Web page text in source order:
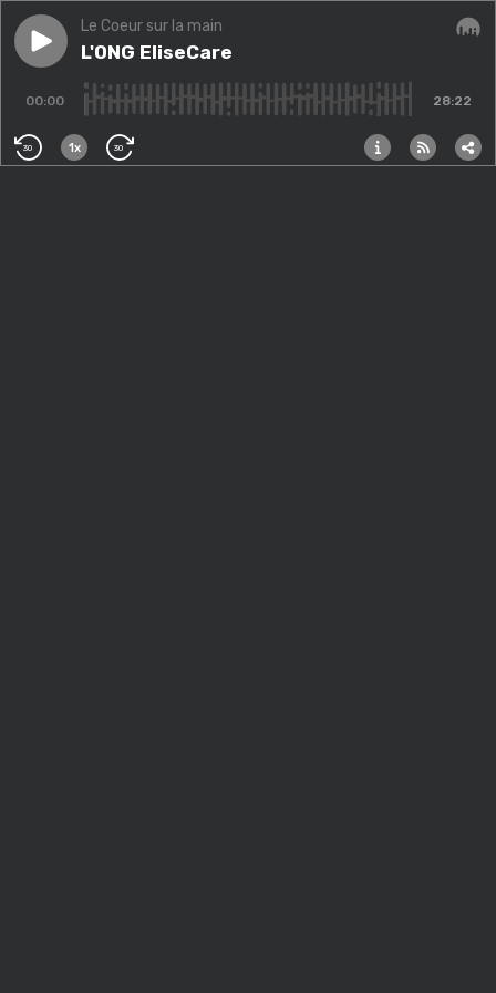
Play episodeL'ONG EliseCare
Le Coeur sur la main
L'ONG EliseCare
00:00 28:22
30 1x 30